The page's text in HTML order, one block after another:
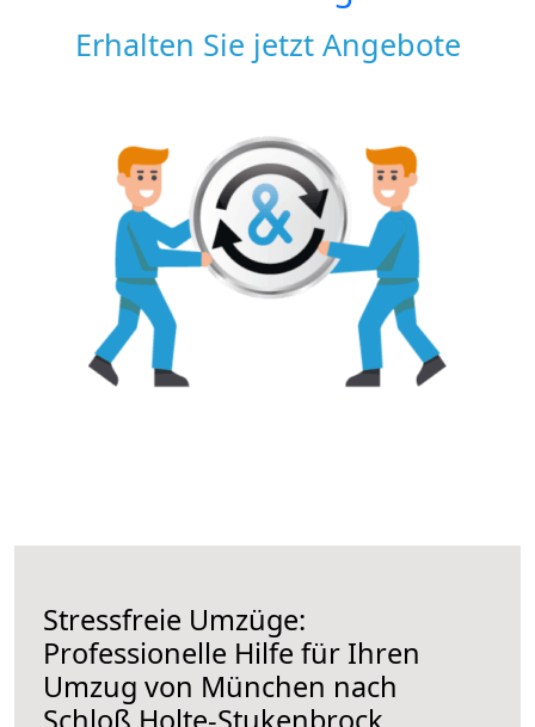
Erhalten Sie jetzt Angebote
Stressfreie Umzüge:
Professionelle Hilfe für Ihren
Umzug von München nach